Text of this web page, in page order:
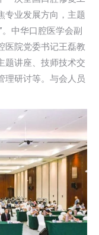
专业发展方向，主题
中华口腔医学会副
医院党委书记王磊教
题讲座、技师技术交
理研讨等。与会人员